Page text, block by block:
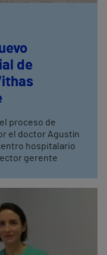
de
proceso de
el doctor Agustín
hospitalario
gerente